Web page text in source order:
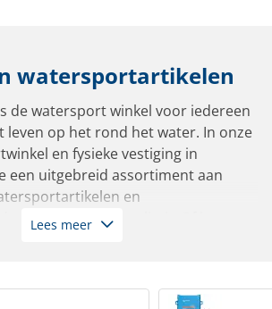
watersportartikelen
de watersport winkel voor iedereen
leven op het rond het water. In onze
en fysieke vestiging in
een uitgebreid assortiment aan
en
van de beste kwaliteit. Of je nu
artikelen op voorraad leverbaar
Lees meer